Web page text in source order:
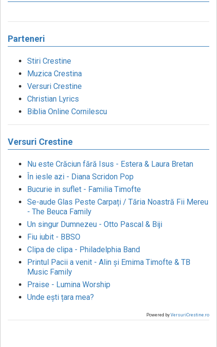
Parteneri
Stiri Crestine
Muzica Crestina
Versuri Crestine
Christian Lyrics
Biblia Online Cornilescu
Versuri Crestine
Nu este Crăciun fără Isus - Estera & Laura Bretan
În iesle azi - Diana Scridon Pop
Bucurie in suflet - Familia Timofte
Se-aude Glas Peste Carpați / Tăria Noastră Fii Mereu
- The Beuca Family
Un singur Dumnezeu - Otto Pascal & Biji
Fiu iubit - BBSO
Clipa de clipa - Philadelphia Band
Printul Pacii a venit - Alin și Emima Timofte & TB
Music Family
Praise - Lumina Worship
Unde ești țara mea?
Powered by VersuriCrestine.ro